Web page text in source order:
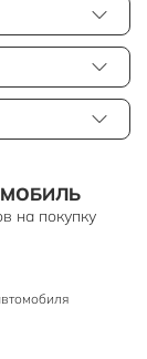
на покупку